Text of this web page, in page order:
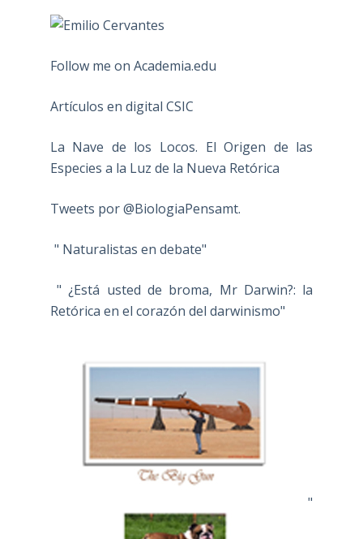
Follow me on Academia.edu
Artículos en digital CSIC
La Nave de los Locos. El Origen de las
Especies a la Luz de la Nueva Retórica
Tweets por @BiologiaPensamt.
" Naturalistas en debate"
" ¿Está usted de broma, Mr Darwin?: la
Retórica en el corazón del darwinismo"
"